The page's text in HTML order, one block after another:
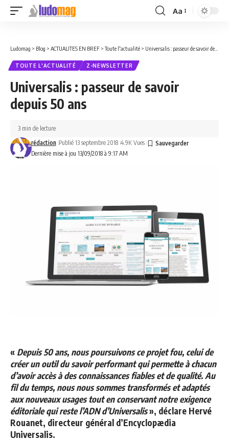
Font
Aa
Ludomag > Blog > ACTUALITES EN BREF >Toute l'actualité > Universalis : passeur de savoir depuis 50 ans
TOUTE L'ACTUALITÉ Z-NEWSLETTER
Universalis : passeur de savoir
depuis 50 ans
Dernière mise à jou 13/09/2018 à 9:17 AM
rédaction Publié 13 septembre 2018 4.9K Vues
3 min de lecture
« Depuis 50 ans, nous poursuivons ce projet fou, celui de
créer un outil du savoir performant qui permette à chacun
d’avoir accès à des connaissances fiables et de qualité. Au
fil du temps, nous nous sommes transformés et adaptés
aux nouveaux usages tout en conservant notre exigence
éditoriale qui reste l’ADN d’Universalis», déclare Hervé
Rouanet, directeur général d’Encyclopædia
Universalis.